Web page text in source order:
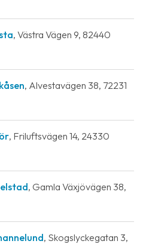
, Västra Vägen 9, 82440
, Alvestavägen 38, 72231
, Friluftsvägen 14, 24330
, Gamla Växjövägen 38,
, Skogslyckegatan 3,